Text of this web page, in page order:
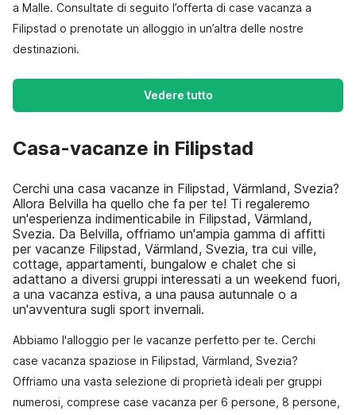
a Malle. Consultate di seguito l’offerta di case vacanza a
Filipstad o prenotate un alloggio in un’altra delle nostre
destinazioni.
Vedere tutto
Casa-vacanze in Filipstad
Cerchi una casa vacanze in Filipstad, Värmland, Svezia?
Allora Belvilla ha quello che fa per te! Ti regaleremo
un'esperienza indimenticabile in Filipstad, Värmland,
Svezia. Da Belvilla, offriamo un'ampia gamma di affitti
per vacanze Filipstad, Värmland, Svezia, tra cui ville,
cottage, appartamenti, bungalow e chalet che si
adattano a diversi gruppi interessati a un weekend fuori,
a una vacanza estiva, a una pausa autunnale o a
un'avventura sugli sport invernali.
Abbiamo l'alloggio per le vacanze perfetto per te. Cerchi
case vacanza spaziose in Filipstad, Värmland, Svezia?
Offriamo una vasta selezione di proprietà ideali per gruppi
numerosi, comprese case vacanza per 6 persone, 8 persone,